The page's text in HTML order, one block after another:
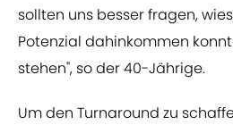
sollten uns besser fragen,
Potenzial dahinkommen
stehen", so der 40-Jährige.
Um den Turnaround zu